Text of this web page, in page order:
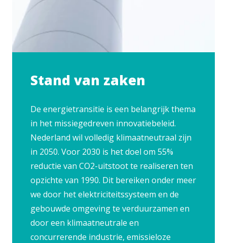
Stand van zaken
De energietransitie is een belangrijk thema
in het missiegedreven innovatiebeleid.
Nederland wil volledig klimaatneutraal zijn
in 2050. Voor 2030 is het doel om 55%
reductie van CO2-uitstoot te realiseren ten
opzichte van 1990. Dit bereiken onder meer
we door het elektriciteitssysteem en de
gebouwde omgeving te verduurzamen en
door een klimaatneutrale en
concurrerende industrie, emissieloze